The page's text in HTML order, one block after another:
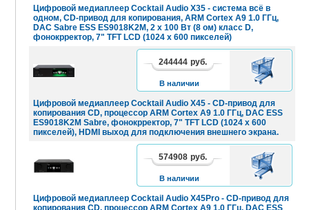
Цифровой медиаплеер Cocktail Audio X35 - система всё в
одном, CD-привод для копирования, ARM Cortex A9 1.0 ГГц,
DAC Sabre ESS ES9018K2M, 2 x 100 Вт (8 ом) класс D,
фонокрректор, 7" TFT LCD (1024 x 600 пикселей)
Цифровой медиаплеер Cocktail Audio X45 - CD-привод для
копирования CD, процессор ARM Cortex A9 1.0 ГГц, DAC ESS
ES9018K2M Sabre, фонокрректор, 7" TFT LCD (1024 x 600
пикселей), HDMI выход для подключения внешнего экрана.
244444 руб.
В наличии
В
КОРЗИНУ
Цифровой медиаплеер Cocktail Audio X45Pro - CD-привод для
копирования CD, процессор ARM Cortex A9 1.0 ГГц, DAC ESS
574908 руб.
В наличии
В
КОРЗИНУ